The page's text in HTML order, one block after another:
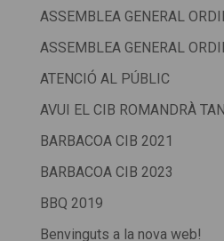
ASSEMBLEA GENERAL
ASSEMBLEA GENERAL
ATENCIÓ AL PÚBLIC
AVUI EL CIB ROMANDRÀ
BARBACOA CIB 2021
BARBACOA CIB 2023
BBQ 2019
Benvinguts a la nova web!